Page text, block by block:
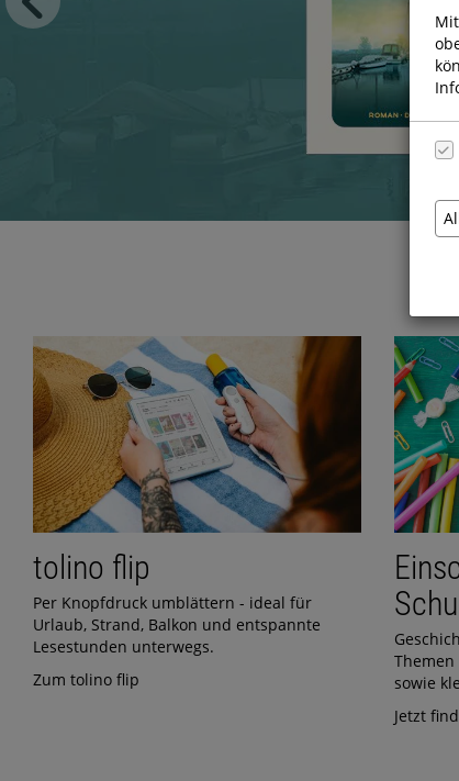
tolino flip
Per Knopfdruck umblättern - ideal für
Urlaub, Strand, Balkon und entspannte
Lesestunden unterwegs.
Zum tolino flip
sowie
Jetzt